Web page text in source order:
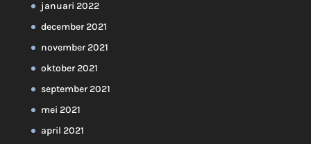
januari 2022
december 2021
november 2021
oktober 2021
september 2021
mei 2021
april 2021